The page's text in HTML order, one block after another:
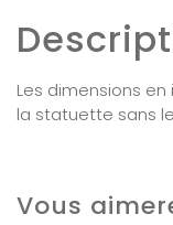
Les dimensions
la statuette sans
Vous